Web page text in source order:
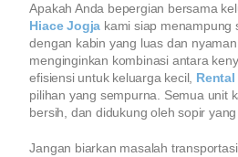
Apakah Anda bepergian bersama
Hiace Jogja kami siap menampung
dengan kabin yang luas dan
menginginkan kombinasi antara
efisiensi untuk keluarga kecil,
pilihan yang sempurna. Semua unit
bersih, dan didukung oleh sopir
Jangan biarkan masalah